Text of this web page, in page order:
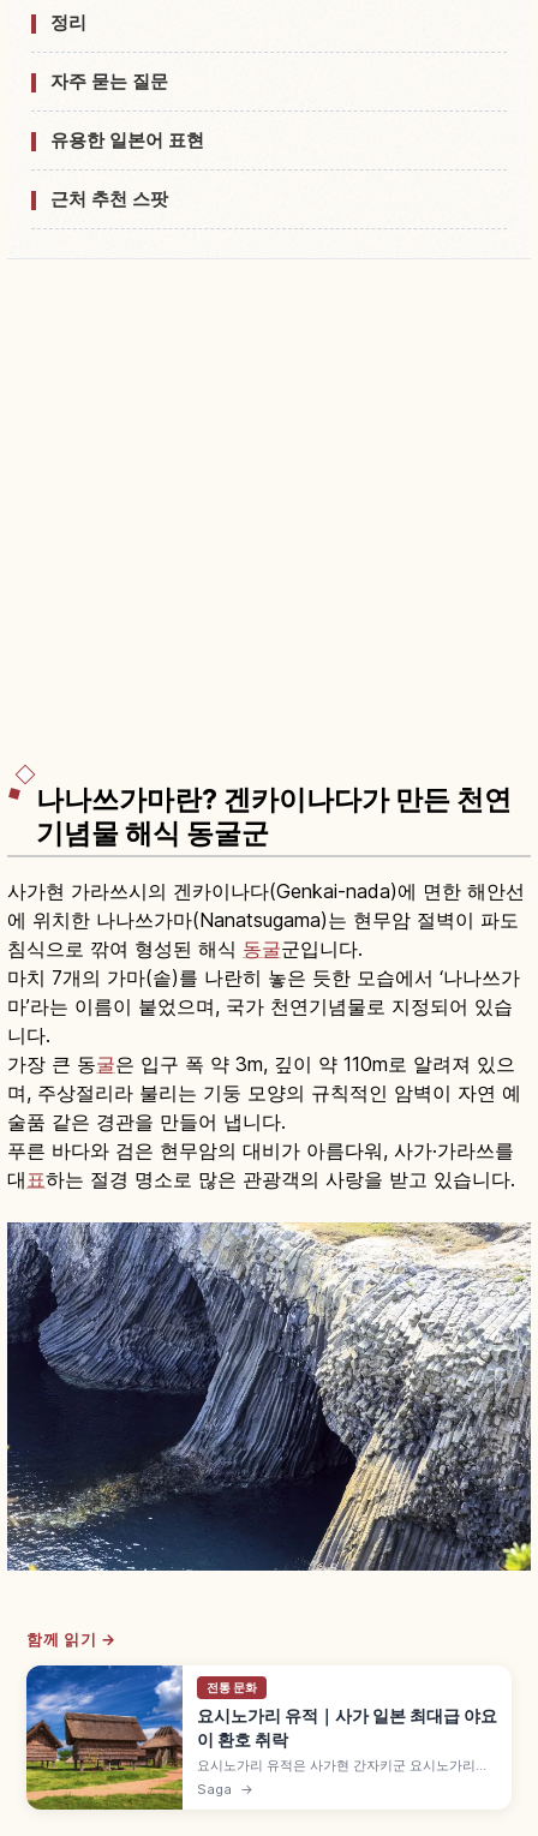
정리
자주 묻는 질문
유용한 일본어 표현
근처 추천 스팟
나나쓰가마란? 겐카이나다가 만든 천연
기념물 해식 동굴군
사가현 가라쓰시의 겐카이나다(Genkai-nada)에 면한 해안선
에 위치한 나나쓰가마(Nanatsugama)는 현무암 절벽이 파도
침식으로 깎여 형성된 해식 동굴군입니다.
마치 7개의 가마(솥)를 나란히 놓은 듯한 모습에서 ‘나나쓰가
마’라는 이름이 붙었으며, 국가 천연기념물로 지정되어 있습
니다.
가장 큰 동굴은 입구 폭 약 3m, 깊이 약 110m로 알려져 있으
며, 주상절리라 불리는 기둥 모양의 규칙적인 암벽이 자연 예
술품 같은 경관을 만들어 냅니다.
푸른 바다와 검은 현무암의 대비가 아름다워, 사가·가라쓰를
대 표하는 절경 명소로 많은 관광객의 사랑을 받고 있습니다.
함께 읽기 →
전통 문화
요시노가리 유적｜사가 일본 최대급 야요
이 환호 취락
요시노가리 유적은 사가현 간자키군 요시노가리정·
간자키시의 일본 최대급 야요이 시대 환호 취락 유
적으로, 국가 특별사적입니다. 기원전 5세기~기원
Saga →